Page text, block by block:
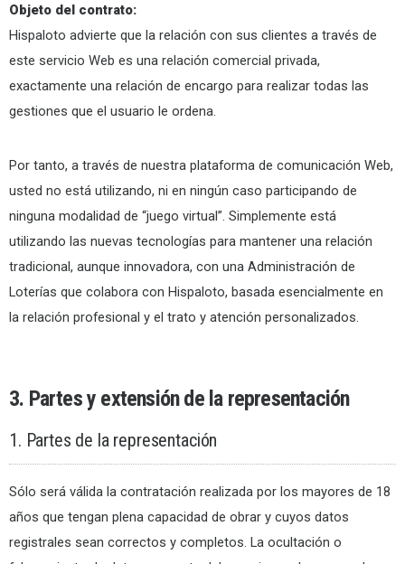
Objeto del contrato:
Hispaloto advierte que la relación con sus clientes a través de
este servicio Web es una relación comercial privada,
exactamente una relación de encargo para realizar todas las
gestiones que el usuario le ordena.
Por tanto, a través de nuestra plataforma de comunicación Web,
usted no está utilizando, ni en ningún caso participando de
ninguna modalidad de “juego virtual”. Simplemente está
utilizando las nuevas tecnologías para mantener una relación
tradicional, aunque innovadora, con una Administración de
Loterías que colabora con Hispaloto, basada esencialmente en
la relación profesional y el trato y atención personalizados.
3. Partes y extensión de la representación
1. Partes de la representación
Sólo será válida la contratación realizada por los mayores de 18
años que tengan plena capacidad de obrar y cuyos datos
registrales sean correctos y completos. La ocultación o